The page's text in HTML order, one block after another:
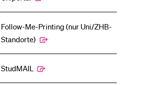
Follow-Me-Printing­ ­(nur Uni/ZHB-
Standorte)
StudMAIL